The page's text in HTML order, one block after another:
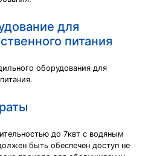
для
питания
оборудования для
до 7квт с водяным
быть обеспечен доступ не